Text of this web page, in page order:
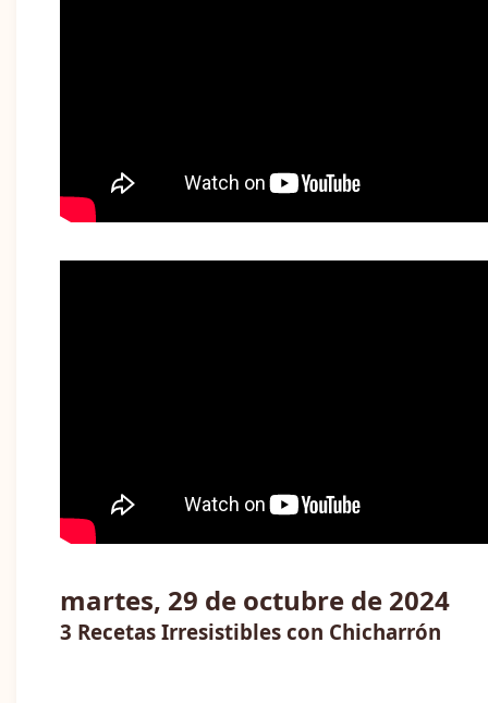
martes, 29 de octubre de 2024
3 Recetas Irresistibles con Chicharrón